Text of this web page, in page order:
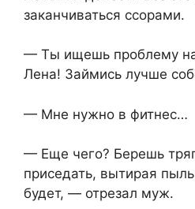
заканчиваться ссорами.
— Ты ищешь проблему
Лена! Займись лучше
— Мне нужно в фитнес…
— Еще чего? Берешь
приседать, вытирая
будет, — отрезал муж.